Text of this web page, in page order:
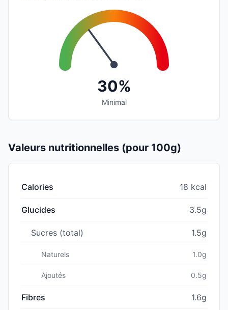
30%
Minimal
Valeurs nutritionnelles (pour 100g)
Calories 18 kcal
Glucides 3.5g
Sucres (total) 1.5g
Naturels 1.0g
Ajoutés 0.5g
Fibres 1.6g